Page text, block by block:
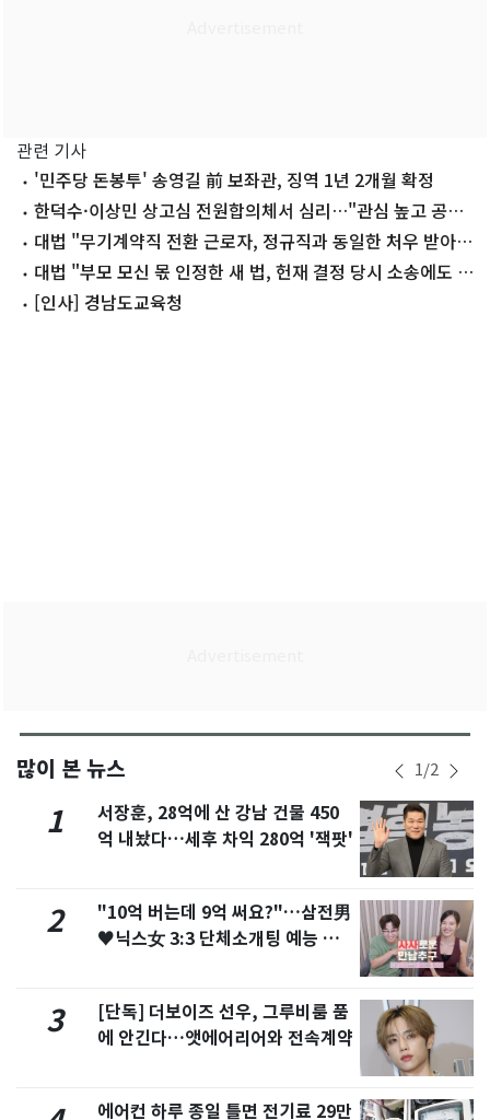
관련 기사
'민주당 돈봉투' 송영길 前 보좌관, 징역 1년 2개월 확정
한덕수·이상민 상고심 전원합의체서 심리…"관심 높고 공범
관계"(종합)
대법 "무기계약직 전환 근로자, 정규직과 동일한 처우 받아
야"대법 "부모 모신 몫 인정한 새 법, 헌재 결정 당시 소송에도 소
급"[인사] 경남도교육청
많이 본 뉴스 1/2
1
서장훈, 28억에 산 강남 건물 450
억 내놨다…세후 차익 280억 '잭팟'
2
"10억 버는데 9억 써요?"…삼전男
♥닉스女 3:3 단체소개팅 예능 화
3
[단독] 더보이즈 선우, 그루비룸 품
에 안긴다…앳에어리어와 전속계약
에어컨 하루 종일 틀면 전기료 29만